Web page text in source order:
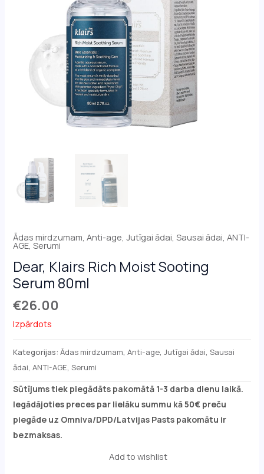
Ādas mirdzumam,Anti-age,Jutīgai ādai,Sausai ādai, ANTI-
AGE,Serumi
Dear, Klairs Rich Moist Sooting
Serum 80ml
€26.00
Izpārdots
Kategorijas:Ādas mirdzumam,Anti-age,Jutīgai ādai,Sausai
ādai, ANTI-AGE,Serumi
Sūtījums tiek piegādāts pakomātā 1-3 darba dienu laikā.
Iegādājoties preces par lielāku summu kā 50€ preču
piegāde uz Omniva/DPD/Latvijas Pasts pakomātu ir
bezmaksas.
Add to wishlist